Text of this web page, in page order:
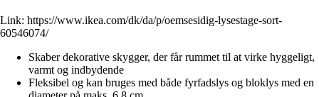
Link: https://www.ikea.com/dk/da/p/oemsesidig-lysestage-sort-
60546074/
Skaber dekorative skygger, der får rummet til at virke hyggeligt,
varmt og indbydende
Fleksibel og kan bruges med både fyrfadslys og bloklys med en